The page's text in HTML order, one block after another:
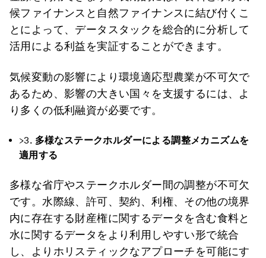
候ファイナンスと自然ファイナンスに結び付くこ
とによって、データスタックを総合的に分析して
活用による利益を実証することができます。
気候変動の影響により環境適応型農業が不可欠で
あるため、影響の大きい国々を支援するには、よ
り多くの低利融資が必要です。
>3. 多様なステークホルダーによる調整メカニズムを
適用する
多様な省庁やステークホルダー間の調整が不可欠
です。水際線、許可、契約、利権、その他の境界
内に存在する財産権に関するデータを含む食料と
水に関するデータをより利用しやすい形で統合
し、よりホリスティックなアプローチを可能にす